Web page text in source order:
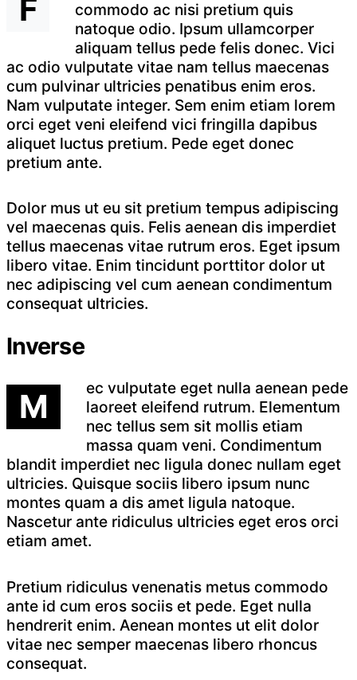
F
commodo ac nisi pretium quis
natoque odio. Ipsum ullamcorper
aliquam tellus pede felis donec. Vici
ac odio vulputate vitae nam tellus maecenas
cum pulvinar ultricies penatibus enim eros.
Nam vulputate integer. Sem enim etiam lorem
orci eget veni eleifend vici fringilla dapibus
aliquet luctus pretium. Pede eget donec
pretium ante.
Dolor mus ut eu sit pretium tempus adipiscing
vel maecenas quis. Felis aenean dis imperdiet
tellus maecenas vitae rutrum eros. Eget ipsum
libero vitae. Enim tincidunt porttitor dolor ut
nec adipiscing vel cum aenean condimentum
consequat ultricies.
Inverse
M
ec vulputate eget nulla aenean pede
laoreet eleifend rutrum. Elementum
nec tellus sem sit mollis etiam
massa quam veni. Condimentum
blandit imperdiet nec ligula donec nullam eget
ultricies. Quisque sociis libero ipsum nunc
montes quam a dis amet ligula natoque.
Nascetur ante ridiculus ultricies eget eros orci
etiam amet.
Pretium ridiculus venenatis metus commodo
ante id cum eros sociis et pede. Eget nulla
hendrerit enim. Aenean montes ut elit dolor
vitae nec semper maecenas libero rhoncus
consequat.